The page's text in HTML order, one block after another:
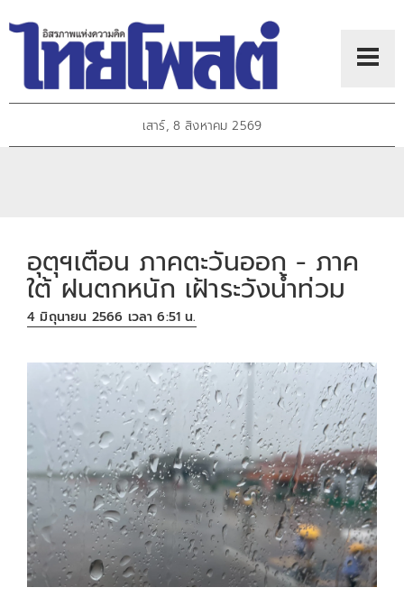
เสาร์, 8 สิงหาคม 2569
อุตุฯเตือน ภาคตะวันออก - ภาค
ใต้ ฝนตกหนัก เฝ้าระวังน้ำท่วม
4 มิถุนายน 2566 เวลา 6:51 น.